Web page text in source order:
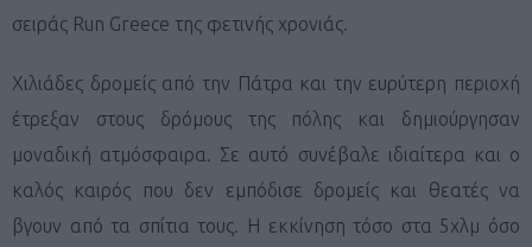
σειράς Run Greece της φετινής χρονιάς.
Χιλιάδες δρομείς από την Πάτρα και την ευρύτερη περιοχή
έτρεξαν στους δρόμους της πόλης και δημιούργησαν
μοναδική ατμόσφαιρα. Σε αυτό συνέβαλε ιδιαίτερα και ο
καλός καιρός που δεν εμπόδισε δρομείς και θεατές να
βγουν από τα σπίτια τους. Η εκκίνηση τόσο στα 5χλμ όσο